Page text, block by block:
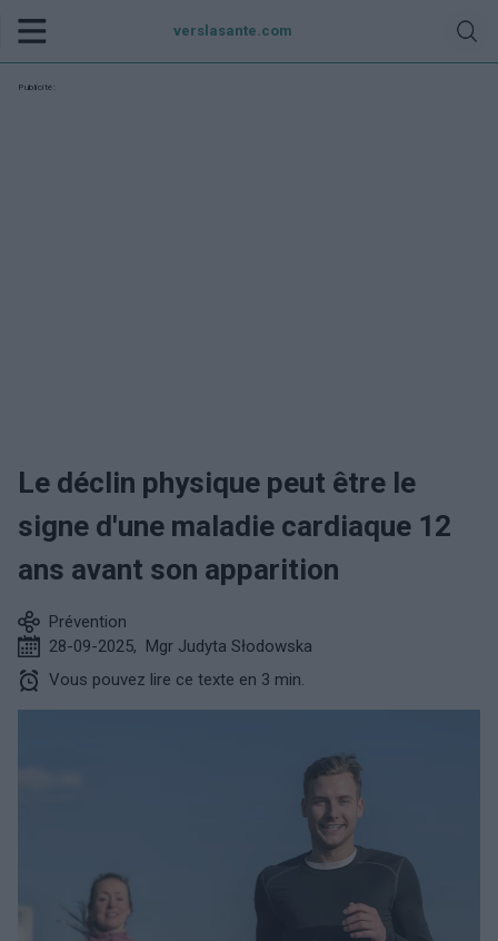
verslasante.com
Publicité:
Le déclin physique peut être le
signe d'une maladie cardiaque 12
ans avant son apparition
Prévention
28-09-2025, Mgr Judyta Słodowska
Vous pouvez lire ce texte en 3 min.